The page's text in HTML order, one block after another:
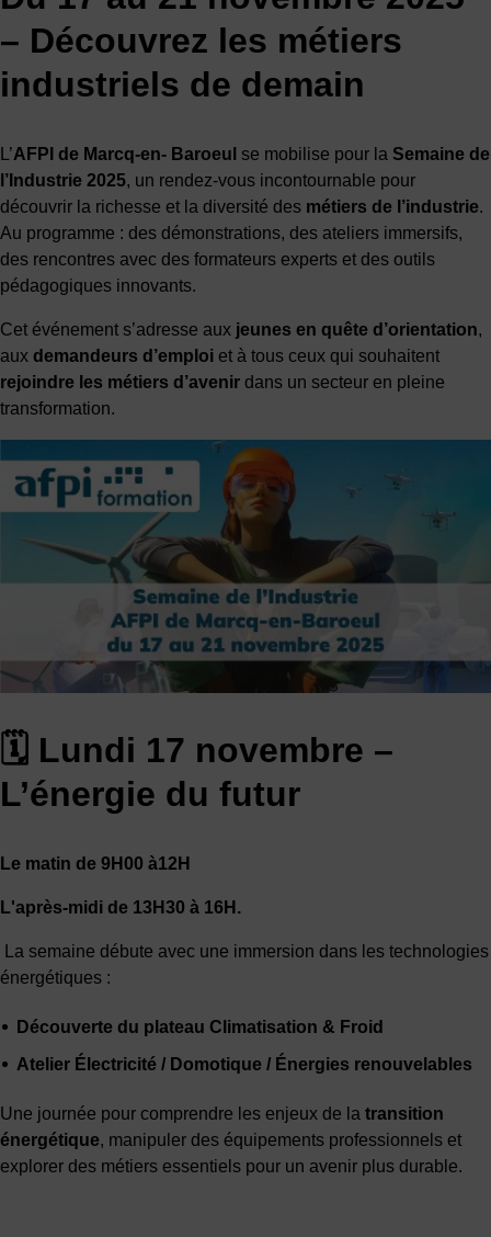
– Découvrez les métiers
industriels de demain
L’AFPI de Marcq-en- Baroeul se mobilise pour la Semaine de
l’Industrie 2025, un rendez-vous incontournable pour
découvrir la richesse et la diversité des métiers de l’industrie.
Au programme : des démonstrations, des ateliers immersifs,
des rencontres avec des formateurs experts et des outils
pédagogiques innovants.
Cet événement s’adresse aux jeunes en quête d’orientation,
aux demandeurs d’emploi et à tous ceux qui souhaitent
rejoindre les métiers d’avenir dans un secteur en pleine
transformation.
🗓 Lundi 17 novembre –
L’énergie du futur
Le matin de 9H00 à12H
L'après-midi de 13H30 à 16H.
La semaine débute avec une immersion dans les technologies
énergétiques :
Découverte du plateau Climatisation & Froid
Atelier Électricité / Domotique / Énergies renouvelables
Une journée pour comprendre les enjeux de la transition
énergétique, manipuler des équipements professionnels et
explorer des métiers essentiels pour un avenir plus durable.